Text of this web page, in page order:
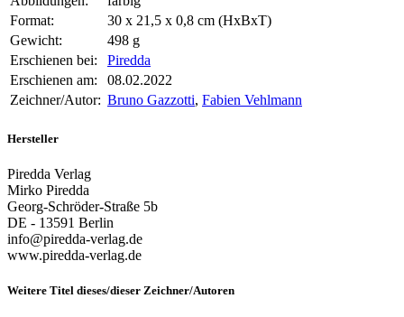
Format:
30 x 21,5 x 0,8 cm (HxBxT)
Gewicht:
498 g
Erschienen bei:
Piredda
Erschienen am:
08.02.2022
Zeichner/Autor: Bruno Gazzotti, Fabien Vehlmann
Hersteller
Piredda Verlag
Mirko Piredda
Georg-Schröder-Straße 5b
DE - 13591 Berlin
info@piredda-verlag.de
www.piredda-verlag.de
Weitere Titel dieses/dieser Zeichner/Autoren